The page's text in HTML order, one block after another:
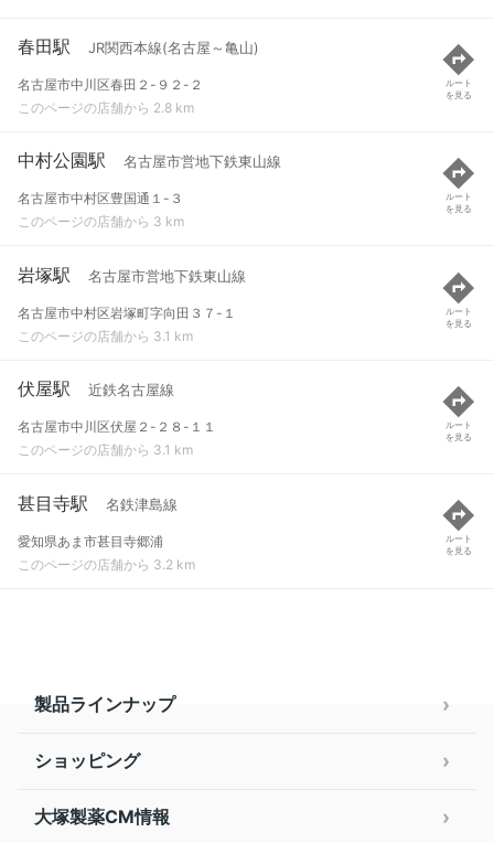
春田駅 JR関西本線(名古屋～亀山)
名古屋市中川区春田２-９２-２
このページの店舗から 2.8 km
ルート
を見る
中村公園駅 名古屋市営地下鉄東山線
名古屋市中村区豊国通１-３
このページの店舗から 3 km
ルート
を見る
岩塚駅 名古屋市営地下鉄東山線
名古屋市中村区岩塚町字向田３７-１
このページの店舗から 3.1 km
ルート
を見る
伏屋駅 近鉄名古屋線
名古屋市中川区伏屋２-２８-１１
このページの店舗から 3.1 km
ルート
を見る
甚目寺駅 名鉄津島線
愛知県あま市甚目寺郷浦
このページの店舗から 3.2 km
ルート
を見る
製品ラインナップ
ショッピング
大塚製薬CM情報